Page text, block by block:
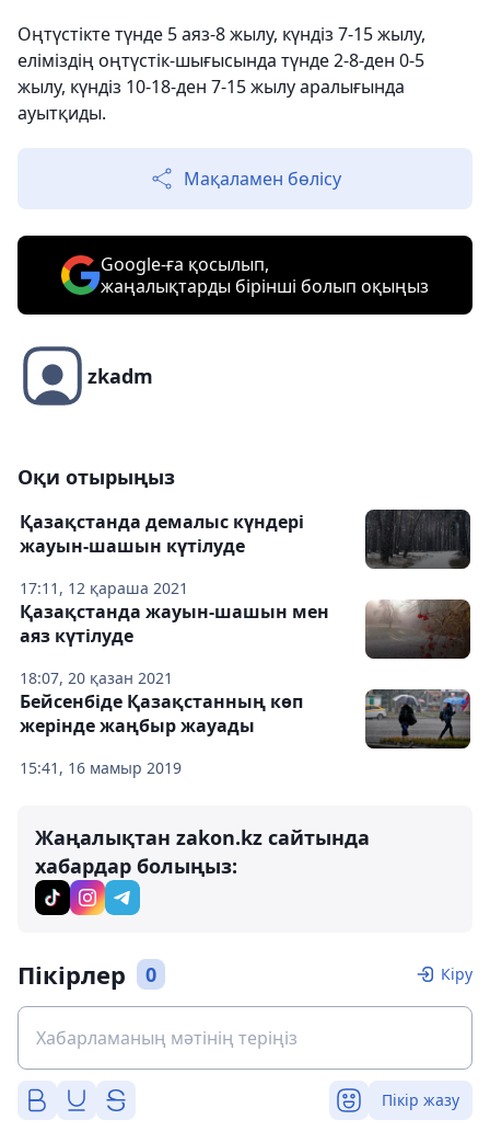
Оңтүстікте түнде 5 аяз-8 жылу, күндіз 7-15 жылу,
еліміздің оңтүстік-шығысында түнде 2-8-ден 0-5
жылу, күндіз 10-18-ден 7-15 жылу аралығында
ауытқиды.
Мақаламен бөлісу
Google-ға қосылып,
жаңалықтарды бірінші болып оқыңыз
zkadm
Оқи отырыңыз
17:11, 12 қараша 2021
Қазақстанда демалыс күндері
жауын-шашын күтілуде
18:07, 20 қазан 2021
Қазақстанда жауын-шашын мен
аяз күтілуде
15:41, 16 мамыр 2019
Бейсенбіде Қазақстанның көп
жерінде жаңбыр жауады
Жаңалықтан zakon.kz сайтында
хабардар болыңыз:
Пікірлер 0 Кіру
Пікір жазу